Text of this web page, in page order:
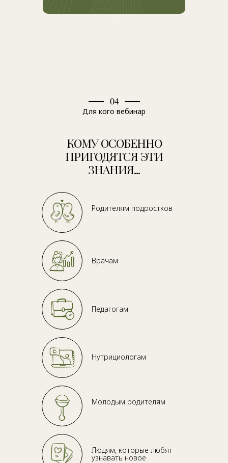
Родителям подростков
Врачам
Педагогам
Нутрициологам
Молодым родителям
Людям, которые любят
узнавать новое
КОМУ ОСОБЕННО
ПРИГОДЯТСЯ ЭТИ
ЗНАНИЯ...
04
Для кого вебинар